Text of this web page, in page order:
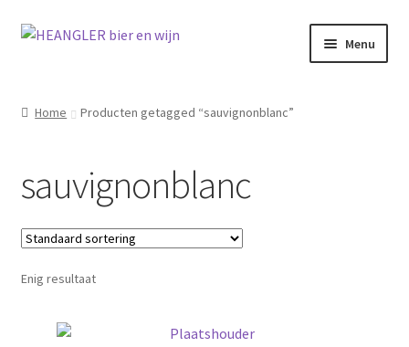
Ga
Ga
Menu
Home Producten getagged “sauvignonblanc”
sauvignonblanc
Enig resultaat